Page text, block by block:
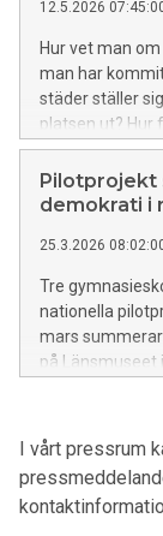
12.5.2026
Hur vet man
man har
städer ställer
platsen ut? Hur
uppstå?
Pilotprojekt
demokrati i
25.3.2026
Tre
nationella
mars
på Länsmuseet
I vårt pressrum